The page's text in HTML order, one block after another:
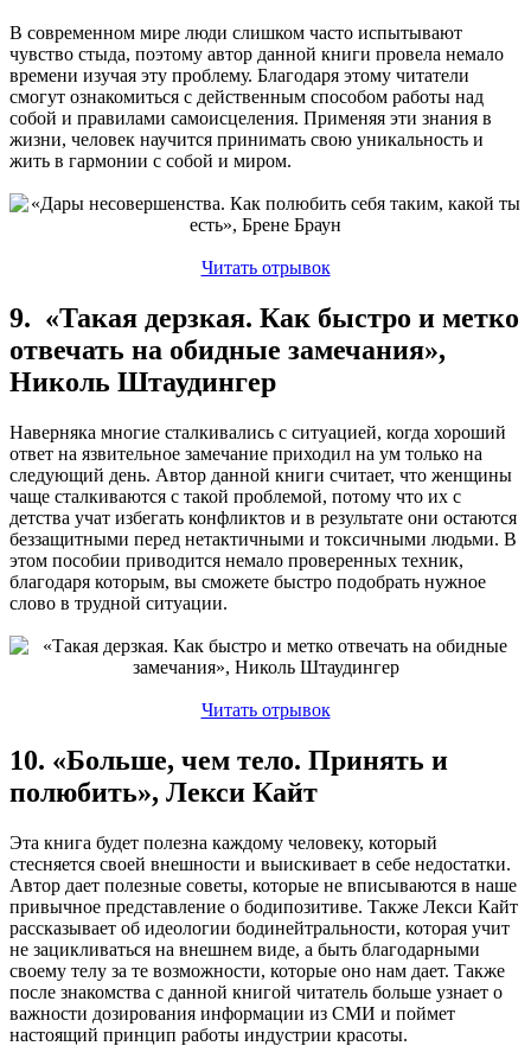
В современном мире люди слишком часто испытывают
чувство стыда, поэтому автор данной книги провела немало
времени изучая эту проблему. Благодаря этому читатели
смогут ознакомиться с действенным способом работы над
собой и правилами самоисцеления. Применяя эти знания в
жизни, человек научится принимать свою уникальность и
жить в гармонии с собой и миром.
Читать отрывок
9. «Такая дерзкая. Как быстро и метко
отвечать на обидные замечания»,
Николь Штаудингер
Наверняка многие сталкивались с ситуацией, когда хороший
ответ на язвительное замечание приходил на ум только на
следующий день. Автор данной книги считает, что женщины
чаще сталкиваются с такой проблемой, потому что их с
детства учат избегать конфликтов и в результате они остаются
беззащитными перед нетактичными и токсичными людьми. В
этом пособии приводится немало проверенных техник,
благодаря которым, вы сможете быстро подобрать нужное
слово в трудной ситуации.
Читать отрывок
10. «Больше, чем тело. Принять и
полюбить», Лекси Кайт
Эта книга будет полезна каждому человеку, который
стесняется своей внешности и выискивает в себе недостатки.
Автор дает полезные советы, которые не вписываются в наше
привычное представление о бодипозитиве. Также Лекси Кайт
рассказывает об идеологии бодинейтральности, которая учит
не зацикливаться на внешнем виде, а быть благодарными
своему телу за те возможности, которые оно нам дает. Также
после знакомства с данной книгой читатель больше узнает о
важности дозирования информации из СМИ и поймет
настоящий принцип работы индустрии красоты.